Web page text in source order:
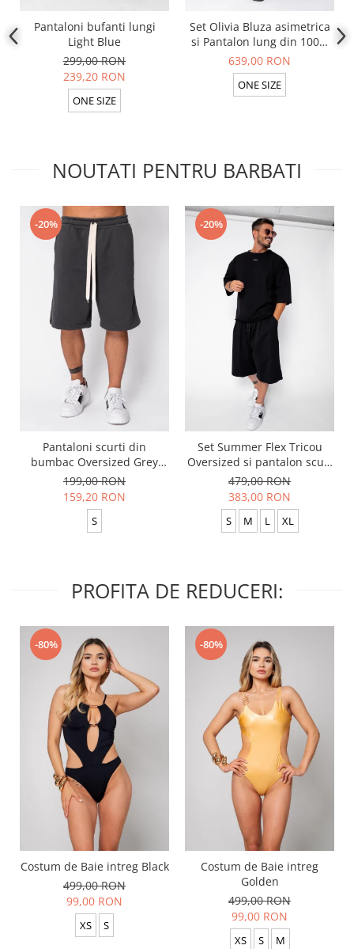
Pantaloni bufanti lungi
Light Blue
299,00 RON
239,20 RON
ONE SIZE
Set Olivia Bluza asimetrica
si Pantalon lung din 100%
in Light Olive
639,00 RON
ONE SIZE
NOUTATI PENTRU BARBATI
-20%
Pantaloni scurti din
bumbac Oversized Grey
Anthracite
199,00 RON
159,20 RON
S
-20%
Set Summer Flex Tricou
Oversized si pantalon scurt
Baggy Black
479,00 RON
383,00 RON
S M L XL
PROFITA DE REDUCERI:
-80%
Costum de Baie intreg Black
499,00 RON
99,00 RON
XS S
-80%
Costum de Baie intreg
Golden
499,00 RON
99,00 RON
XS S M